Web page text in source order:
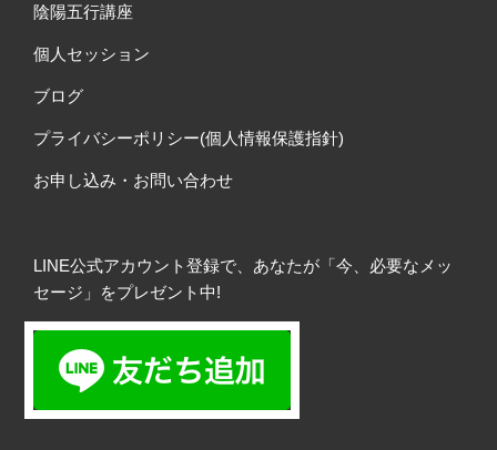
陰陽五行講座
個人セッション
ブログ
プライバシーポリシー(個人情報保護指針)
お申し込み・お問い合わせ
LINE公式アカウント登録で、あなたが「今、必要なメッ
セージ」をプレゼント中!